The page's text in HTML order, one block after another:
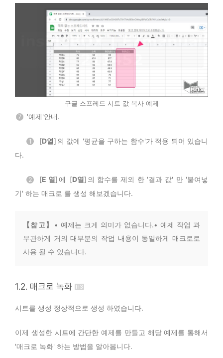
구글 스프레드 시트 값 복사 예제
7 '예제'안내.
1 [D열] 의 값에 '평균을 구하는 함수'가 적용 되어 있습니
다.
2 [E 열] 에 [D열] 의 함수를 제외 한 '결과 값' 만 '붙여넣
기' 하는 매크로 를 생성 해보겠습니다.
【참 고】
• 예제는 크게 의미가 없습니다.• 예제 작업 과
무관하게 거의 대부분의 작업 내용이 동일하게 매크로로
사용 될 수 있습니다.
1.2. 매크로 녹화
시트를 생성 정상적으로 생성 하였습니다.
이제 생성한 시트에 간단한 예제를 만들고 해당 예제를 통해서
'매크로 녹화' 하는 방법을 알아봅니다.